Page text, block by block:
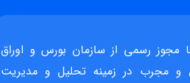
رسمی از سازمان بورس و اوراق
و مجرب در زمینه تحلیل و مدیریت